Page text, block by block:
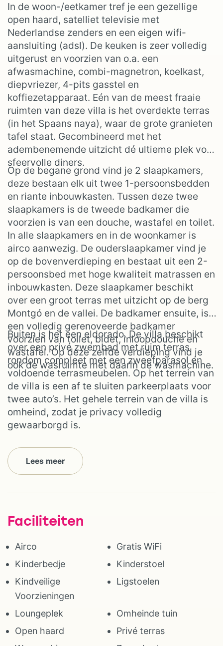
In de woon-/eetkamer tref je een gezellige
open haard, satelliet televisie met
Nederlandse zenders en een eigen wifi-
aansluiting (adsl). De keuken is zeer volledig
uitgerust en voorzien van o.a. een
afwasmachine, combi-magnetron, koelkast,
diepvriezer, 4-pits gasstel en
koffiezetapparaat. Eén van de meest fraaie
ruimten van deze villa is het overdekte terras
(in het Spaans naya), waar de grote granieten
tafel staat. Gecombineerd met het
adembenemende uitzicht dé ultieme plek voor
sfeervolle diners.
Op de begane grond vind je 2 slaapkamers,
deze bestaan elk uit twee 1-persoonsbedden
en riante inbouwkasten. Tussen deze twee
slaapkamers is de tweede badkamer die
voorzien is van een douche, wastafel en toilet.
In alle slaapkamers en in de woonkamer is
airco aanwezig. De ouderslaapkamer vind je
op de bovenverdieping en bestaat uit een 2-
persoonsbed met hoge kwaliteit matrassen en
inbouwkasten. Deze slaapkamer beschikt
over een groot terras met uitzicht op de berg
Montgó en de vallei. De badkamer ensuite, is
een volledig gerenoveerde badkamer
voorzien van toilet, bidet, inloopdouche en
wastafel. Op deze zelfde verdieping vind je
ook de wasruimte met daarin de wasmachine.
Buiten is het een eldorado. De villa beschikt
over een privé zwembad met ruim terras
rondom compleet met een zweefparasol en
voldoende terrasmeubelen. Op het terrein van
de villa is een af te sluiten parkeerplaats voor
twee auto’s. Het gehele terrein van de villa is
omheind, zodat je privacy volledig
gewaarborgd is.
Lees meer
Faciliteiten
Airco
Gratis WiFi
Kinderbedje
Kinderstoel
Kindveilige
Voorzieningen
Ligstoelen
Loungeplek
Omheinde tuin
Open haard
Privé terras